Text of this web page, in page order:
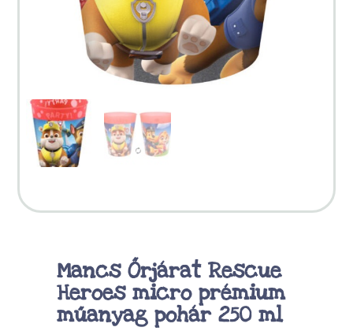
Mancs Őrjárat Rescue
Heroes micro prémium
műanyag pohár 250 ml